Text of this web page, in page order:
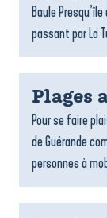
Baule
passant par La
Plages
Pour se faire
de Guérande
personnes à